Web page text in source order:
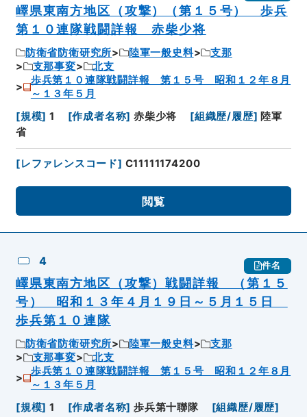
嶧県東南方地区（攻撃）（第１５号） 歩兵
第１０連隊戦闘詳報 赤柴少将
防衛省防衛研究所 陸軍一般史料
支那
支那事変
北支
歩兵第１０連隊戦闘詳報 第１５号 昭和１２年８月
～１３年５月
[規模] 1 [作成者名称] 赤柴少将 [組織歴/履歴] 陸軍
省
[レファレンスコード] C11111174200
閲覧
4 件名
嶧県東南方地区（攻撃）戦闘詳報 （第１５
号） 昭和１３年４月１９日～５月１５日
歩兵第１０連隊
防衛省防衛研究所 陸軍一般史料
支那
支那事変
北支
歩兵第１０連隊戦闘詳報 第１５号 昭和１２年８月
～１３年５月
[規模] 1 [作成者名称] 歩兵第十聯隊 [組織歴/履歴]